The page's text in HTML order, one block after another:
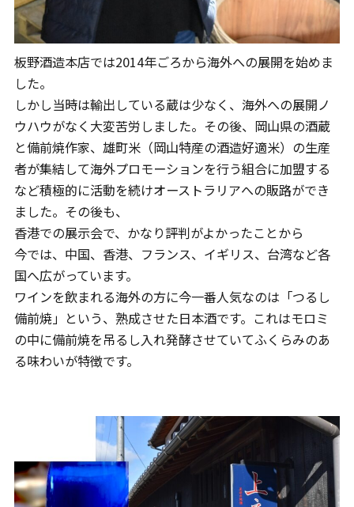
板野酒造本店では2014年ごろから海外への展開を始めま
した。
しかし当時は輸出している蔵は少なく、海外への展開ノ
ウハウがなく大変苦労しました。その後、岡山県の酒蔵
と備前焼作家、雄町米（岡山特産の酒造好適米）の生産
者が集結して海外プロモーションを行う組合に加盟する
など積極的に活動を続けオーストラリアへの販路ができ
ました。その後も、
香港での展示会で、かなり評判がよかったことから
今では、中国、香港、フランス、イギリス、台湾など各
国へ広がっています。
ワインを飲まれる海外の方に今一番人気なのは「つるし
備前焼」という、熟成させた日本酒です。これはモロミ
の中に備前焼を吊るし入れ発酵させていてふくらみのあ
る味わいが特徴です。